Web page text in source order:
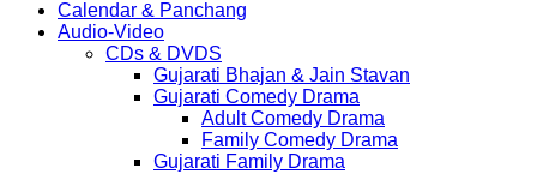
Calendar & Panchang
Audio-Video
CDs & DVDS
Gujarati Bhajan & Jain Stavan
Gujarati Comedy Drama
Adult Comedy Drama
Family Comedy Drama
Gujarati Family Drama